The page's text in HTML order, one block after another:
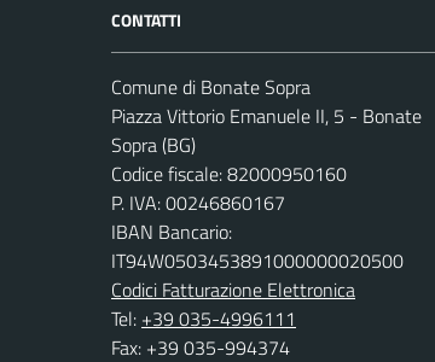
CONTATTI
Comune di Bonate Sopra
Piazza Vittorio Emanuele II, 5 - Bonate
Sopra (BG)
Codice fiscale: 82000950160
P. IVA: 00246860167
IBAN Bancario:
IT94W0503453891000000020500
Codici Fatturazione Elettronica
Tel: +39 035-4996111
Fax: +39 035-994374